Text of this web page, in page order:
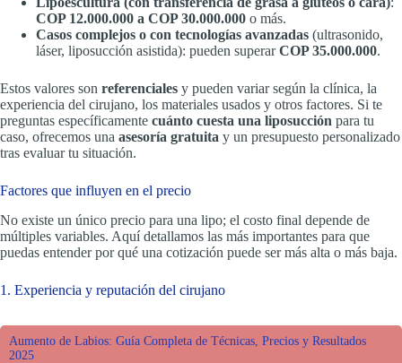
COP 12.000.000 a COP 30.000.000 o más.
Casos complejos o con tecnologías avanzadas (ultrasonido,
láser, liposucción asistida): pueden superarCOP 35.000.000.
Estos valores son referenciales y pueden variar según la clínica, la
experiencia del cirujano, los materiales usados y otros factores. Si te
preguntas específicamente cuánto cuesta una liposucción para tu
caso, ofrecemos una asesoría gratuita y un presupuesto personalizado
tras evaluar tu situación.
Factores que influyen en el precio
No existe un único precio para una lipo; el costo final depende de
múltiples variables. Aquí detallamos las más importantes para que
puedas entender por qué una cotización puede ser más alta o más baja.
1. Experiencia y reputación del cirujano
Aumento de Labios: Guía Completa de Técnicas, Precios y Resultados
2025